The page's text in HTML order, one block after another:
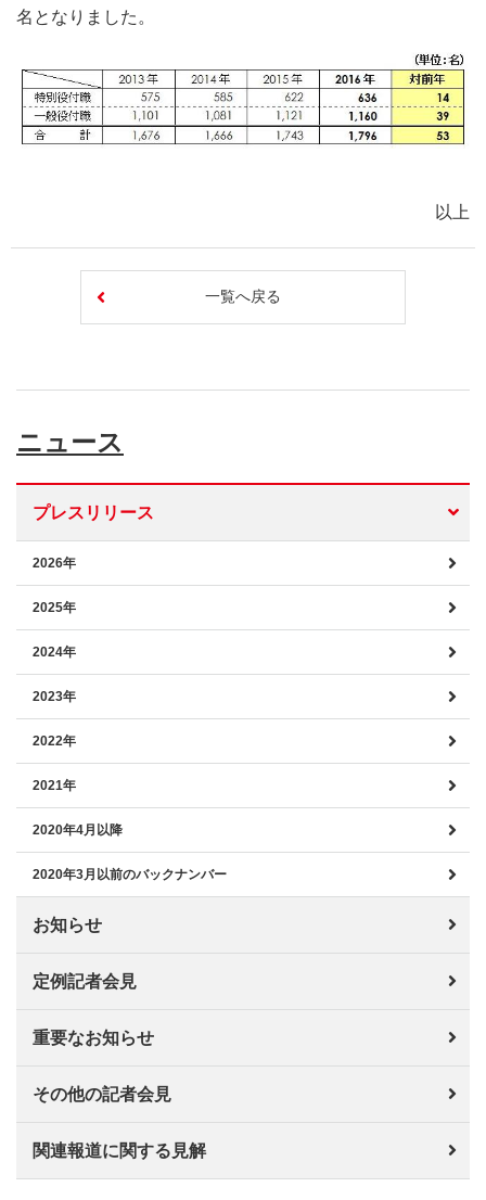
名となりました。
以上
一覧へ戻る
ニュース
プレスリリース
2026年
2025年
2024年
2023年
2022年
2021年
2020年4月以降
2020年3月以前のバックナンバー
お知らせ
定例記者会見
重要なお知らせ
その他の記者会見
関連報道に関する見解